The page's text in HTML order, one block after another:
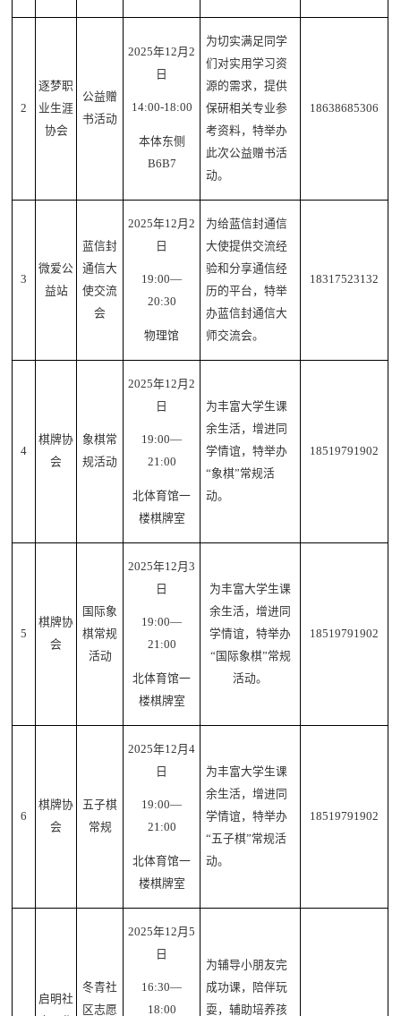
2
逐梦职
业生涯
协会
公益赠
书活动
2025年12月2
日
14:00-18:00
本体东侧
B6B7
为切实满足同学
们对实用学习资
源的需求，提供
保研相关专业参
考资料，特举办
此次公益赠书活
动。
18638685306
3
微爱公
益站
蓝信封
通信大
使交流
会
2025年12月2
日
19:00—
20:30
物理馆
为给蓝信封通信
大使提供交流经
验和分享通信经
历的平台，特举
办蓝信封通信大
师交流会。
18317523132
4
棋牌协
会
象棋常
规活动
2025年12月2
日
19:00—
21:00
北体育馆一
楼棋牌室
为丰富大学生课
余生活，增进同
学情谊，特举办
“象棋”常规活
动。
18519791902
5
棋牌协
会
国际象
棋常规
活动
2025年12月3
日
19:00—
21:00
北体育馆一
楼棋牌室
为丰富大学生课
余生活，增进同
学情谊，特举办
“国际象棋”常规
活动。
18519791902
6
棋牌协
会
五子棋
常规
2025年12月4
日
19:00—
21:00
北体育馆一
楼棋牌室
为丰富大学生课
余生活，增进同
学情谊，特举办
“五子棋”常规活
动。
18519791902
启明社
冬青社
区志愿
2025年12月5
日
16:30—
18:00
为辅导小朋友完
成功课，陪伴玩
耍，辅助培养孩